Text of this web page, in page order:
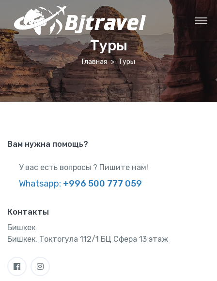
Туры
Главная Туры
Вам нужна помощь?
У вас есть вопросы ? Пишите нам!
Whatsapp: +996 500 777 059
Контакты
Бишкек
Бишкек, Токтогула 112/1 БЦ Сфера 13 этаж